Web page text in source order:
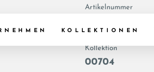
KOLLEKTIONEN
Artikelnummer
Kollektion
00704